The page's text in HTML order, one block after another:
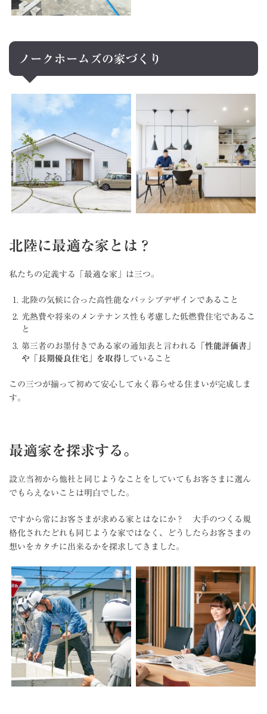
ノークホームズの家づくり
北陸に最適な家とは？
私たちの定義する「最適な家」は三つ。
北陸の気候に合った高性能なパッシブデザインであること
光熱費や将来のメンテナンス性も考慮した低燃費住宅であるこ
と
第三者のお墨付きである家の通知表と言われる
「性能評価書」
や「長期優良住宅」を取得 していること
この三つが揃って初めて安心して永く暮らせる住まいが完成しま
す。
最適家を探求する。
設立当初から他社と同じようなことをしていてもお客さまに選ん
でもらえないことは明白でした。
ですから常にお客さまが求める家とはなにか？ 大手のつくる規
格化されたどれも同じような家ではなく、どうしたらお客さまの
想いをカタチに出来るかを探求してきました。